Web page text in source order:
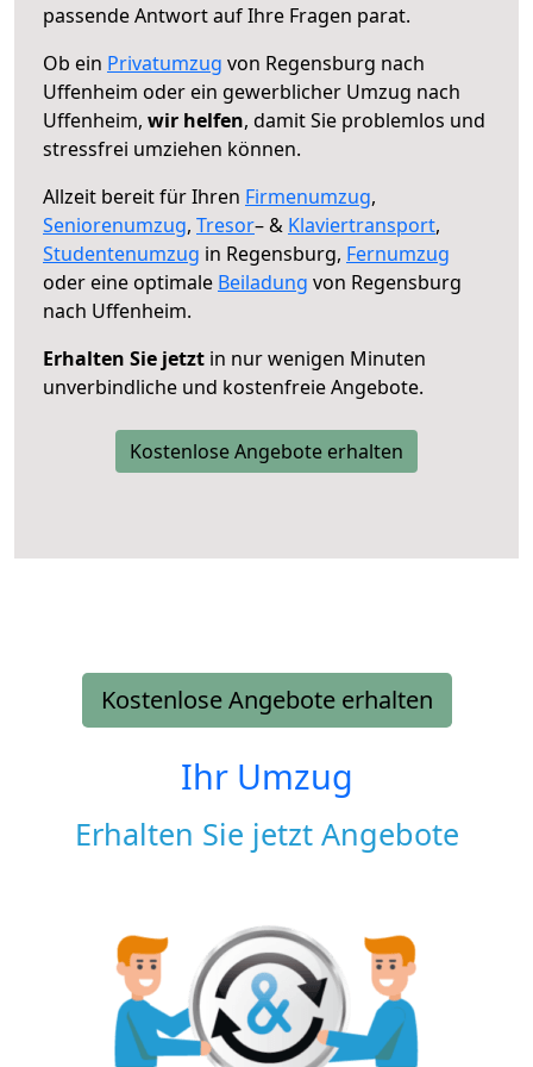
passende Antwort auf Ihre Fragen parat.
Ob ein Privatumzug von Regensburg nach
Uffenheim oder ein gewerblicher Umzug nach
Uffenheim, wir helfen, damit Sie problemlos und
stressfrei umziehen können.
Allzeit bereit für Ihren Firmenumzug,
Seniorenumzug, Tresor– & Klaviertransport,
Studentenumzug in Regensburg, Fernumzug
oder eine optimale Beiladung von Regensburg
nach Uffenheim.
Erhalten Sie jetzt in nur wenigen Minuten
unverbindliche und kostenfreie Angebote.
Kostenlose Angebote erhalten
Kostenlose Angebote erhalten
Ihr Umzug
Erhalten Sie jetzt Angebote